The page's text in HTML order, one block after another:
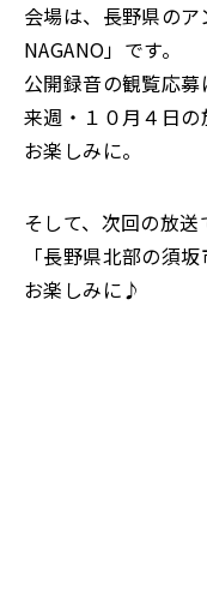
会場は、長野県の
NAGANO」です。
公開録音の観覧応募
来週・１０月４日の
お楽しみに。
そして、次回の放送
「長野県北部の須
お楽しみに♪